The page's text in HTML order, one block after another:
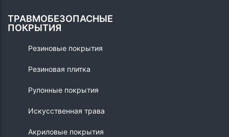
ТРАВМОБЕЗОПАСНЫЕ
ПОКРЫТИЯ
Резиновые покрытия
Резиновая плитка
Рулонные покрытия
Искусственная трава
Акриловые покрытия